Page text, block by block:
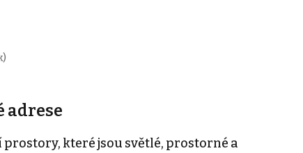
adrese
které jsou světlé, prostorné a